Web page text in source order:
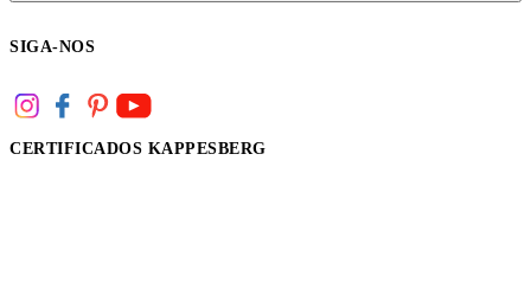
SIGA-NOS
CERTIFICADOS KAPPESBERG